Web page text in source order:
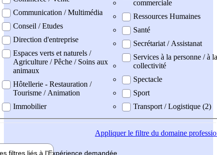
Communication / Multimédia
Conseil / Etudes
Direction d'entreprise
Espaces verts et naturels /
Agriculture / Pêche / Soins aux
animaux
Hôtellerie - Restauration /
Tourisme / Animation
Immobilier
commerciale
Ressources Humaines
Santé
Secrétariat / Assistanat
Services à la personne / à la
collectivité
Spectacle
Sport
Transport / Logistique (2)
Appliquerle filtre du domaine
filtres liés à l'Expérience demandée